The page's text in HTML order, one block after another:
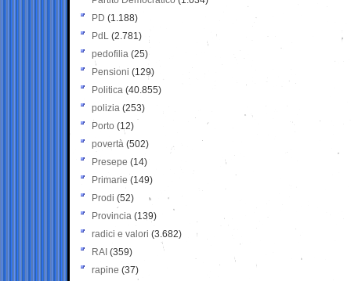
PD (1.188)
PdL (2.781)
pedofilia (25)
Pensioni (129)
Politica (40.855)
polizia (253)
Porto (12)
povertà (502)
Presepe (14)
Primarie (149)
Prodi (52)
Provincia (139)
radici e valori (3.682)
RAI (359)
rapine (37)